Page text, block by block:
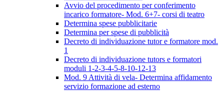
Avvio del procedimento per conferimento
incarico formatore- Mod. 6+7- corsi di teatro
Determina spese pubblicitarie
Determina per spese di pubblicità
Decreto di individuazione tutor e formatore mod.
1
Decreto di individuazione tutors e formatori
moduli 1-2-3-4-5-8-10-12-13
Mod. 9 Attività di vela- Determina affidamento
servizio formazione ad esterno